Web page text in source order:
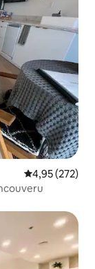
Prosječna
4,95 (272)
gosti”